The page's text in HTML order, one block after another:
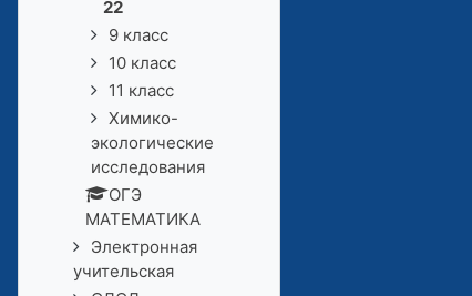
22
9 класс
10 класс
11 класс
Химико-
экологические
исследования
ОГЭ
МАТЕМАТИКА
Электронная
учительская